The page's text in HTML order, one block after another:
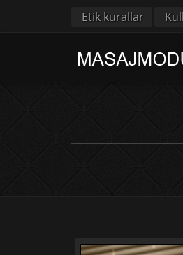
Etik kurallar